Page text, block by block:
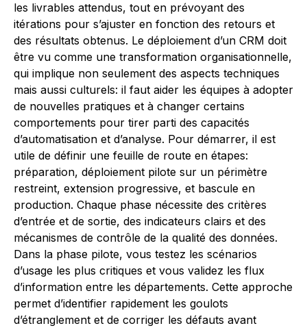
les livrables attendus, tout en prévoyant des
itérations pour s’ajuster en fonction des retours et
des résultats obtenus. Le déploiement d’un CRM doit
être vu comme une transformation organisationnelle,
qui implique non seulement des aspects techniques
mais aussi culturels: il faut aider les équipes à adopter
de nouvelles pratiques et à changer certains
comportements pour tirer parti des capacités
d’automatisation et d’analyse. Pour démarrer, il est
utile de définir une feuille de route en étapes:
préparation, déploiement pilote sur un périmètre
restreint, extension progressive, et bascule en
production. Chaque phase nécessite des critères
d’entrée et de sortie, des indicateurs clairs et des
mécanismes de contrôle de la qualité des données.
Dans la phase pilote, vous testez les scénarios
d’usage les plus critiques et vous validez les flux
d’information entre les départements. Cette approche
permet d’identifier rapidement les goulots
d’étranglement et de corriger les défauts avant